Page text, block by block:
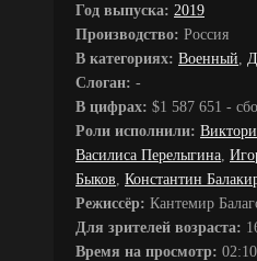
Год выпуска: 2019
Производство: Россия
В категориях: Военный
Слоган: -
В цифрах: $1 587 651 -
Роли исполнили:
Василиса Перелыгина
Быков Константин
Режиссёр: Кантемир
Для зрителей возраста:
Время на просмотр: 02:10